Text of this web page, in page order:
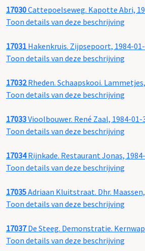
17030Cattepoelseweg. Kapotte Abri,
Toon details van deze beschrijving
17031 Hakenkruis. Zijpsepoort, 1984-
Toon details van deze beschrijving
17032Rheden. Schaapskooi.
Toon details van deze beschrijving
17033Vioolbouwer. René Zaal, 1984-01-
Toon details van deze beschrijving
17034Rijnkade. Restaurant Jonas,
Toon details van deze beschrijving
17035Adriaan Kluitstraat. Dhr.
Toon details van deze beschrijving
17037De Steeg. Demonstratie.
Toon details van deze beschrijving